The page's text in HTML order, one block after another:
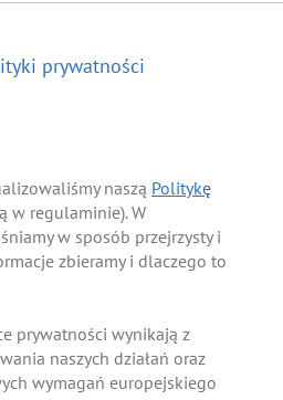
prywatności
naszą Politykę
w regulaminie). W
w sposób przejrzysty i
zbieramy i dlaczego to
prywatności wynikają z
naszych działań oraz
wymagań europejskiego